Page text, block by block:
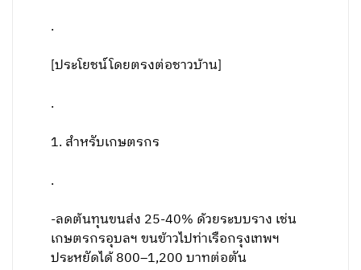
.
[ประโยชน์โดยตรงต่อชาวบ้าน]
.
1. สำหรับเกษตรกร
.
-ลดต้นทุนขนส่ง 25-40% ด้วยระบบราง เช่น
เกษตรกรอุบลฯ ขนข้าวไปท่าเรือกรุงเทพฯ
ประหยัดได้ 800–1,200 บาทต่อตัน